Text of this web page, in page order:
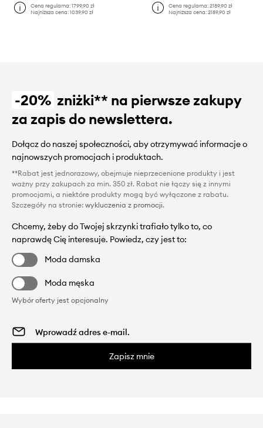
Cena regularna:1799,90 zł
Najniższa cena:1039,90 zł
Cena regularna: 2189,90 zł
Najniższa cena: 2189,90 zł
-20% zniżki** na pierwsze zakupy
za zapis do newslettera.
Dołącz do naszej społeczności, aby otrzymywać informacje o
najnowszych promocjach i produktach.
**Rabat jest jednorazowy, obejmuje nieprzecenione produkty i jest
ważny przy zakupach za min. 350 zł. Rabat nie łączy się z innymi
promocjami, a niektóre produkty mogą być wyłączone z rabatu.
Szczegóły na stronie: wykluczenia z promocji.
Chcemy, żeby do Twojej skrzynki trafiało tylko to, co
naprawdę Cię interesuje. Powiedz, czy jest to:
Moda damska
Moda męska
Wybór oferty jest opcjonalny
Zapisz mnie